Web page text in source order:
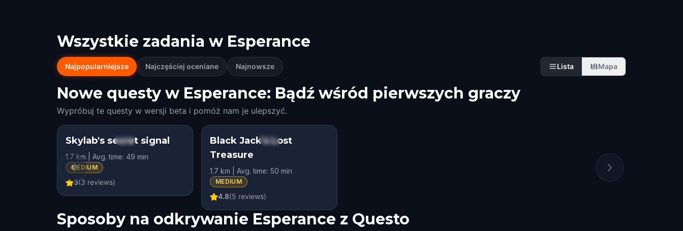
Wszystkie zadania w Esperance
Najpopularniejsze Najczęściej oceniane Najnowsze Lista Mapa
Nowe questy w Esperance: Bądź wśród pierwszych graczy
Wypróbuj te questy w wersji beta i pomóż nam je ulepszyć.
STEP INTO THE STORY
HIDDEN HISTORY
Skylab's secret signal
1.7 km | Avg. time: 49 min
MEDIUM
3(3 reviews)
STEP INTO THE STORY
KIDS' FAVORITE
Black Jack's Lost
Treasure
1.7 km | Avg. time: 50 min
MEDIUM
4.8(5 reviews)
Sposoby na odkrywanie Esperance z Questo